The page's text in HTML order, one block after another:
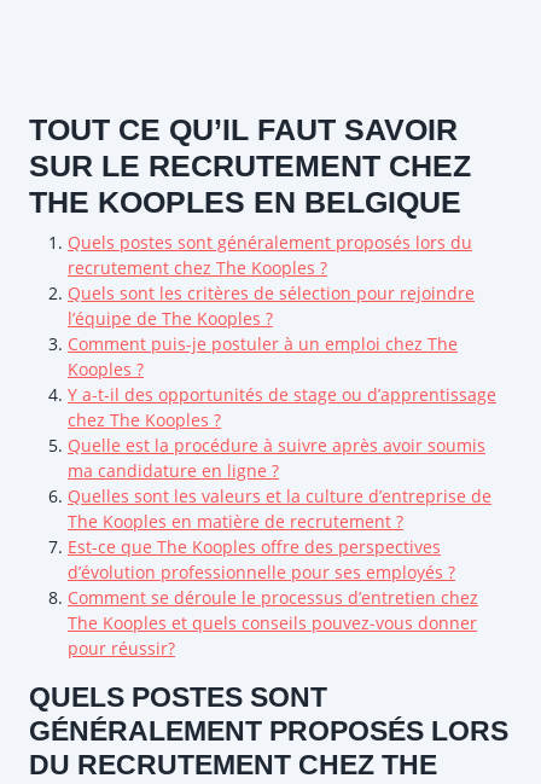
TOUT CE QU’IL FAUT SAVOIR
SUR LE RECRUTEMENT CHEZ
THE KOOPLES EN BELGIQUE
Quels postes sont généralement proposés lors du
recrutement chez The Kooples ?
Quels sont les critères de sélection pour rejoindre
l’équipe de The Kooples ?
Comment puis-je postuler à un emploi chez The
Kooples ?
Y a-t-il des opportunités de stage ou d’apprentissage
chez The Kooples ?
Quelle est la procédure à suivre après avoir soumis
ma candidature en ligne ?
Quelles sont les valeurs et la culture d’entreprise de
The Kooples en matière de recrutement ?
Est-ce que The Kooples offre des perspectives
d’évolution professionnelle pour ses employés ?
Comment se déroule le processus d’entretien chez
The Kooples et quels conseils pouvez-vous donner
pour réussir?
QUELS POSTES SONT
GÉNÉRALEMENT PROPOSÉS LORS
DU RECRUTEMENT CHEZ THE